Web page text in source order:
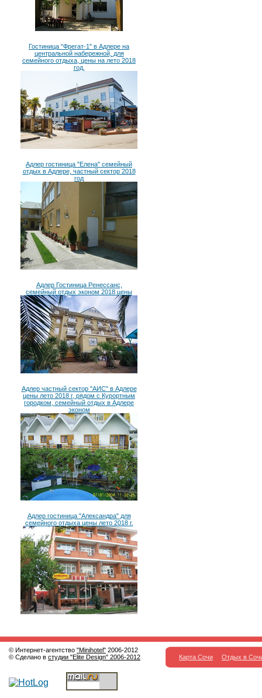
Гостиница "Фрегат-1" в Адлере на
центральной набережной, для
семейного отдыха, цены на лето 2018
год.
Адлер гостиница "Елена" семейный
отдых в Адлере, частный сектор 2018
год
Адлер Гостиница Ренессанс,
семейный отдых эконом 2018 цены
Адлер частный сектор "АИС" в Адлере
цены лето 2018 г, рядом с Курортным
городком, семейный отдых в Адлере
эконом
Адлер гостиница "Александра" для
семейного отдыха цены лето 2018 г.
© Интернет-агентство "Minihotel" 2006-2012
© Сделано в студии "Elite Design" 2006-2012 Карта Сочи Отдых в